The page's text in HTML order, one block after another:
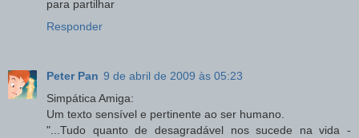
para partilhar
Responder
Peter Pan 9 de abril de 2009 às 05:23
Simpática Amiga:
Um texto sensível e pertinente ao ser humano.
"...Tudo quanto de desagradável nos sucede na vida -